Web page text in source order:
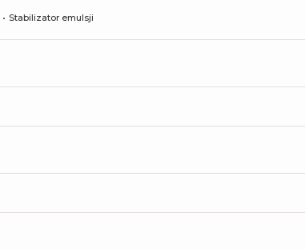
Stabilizator emulsji